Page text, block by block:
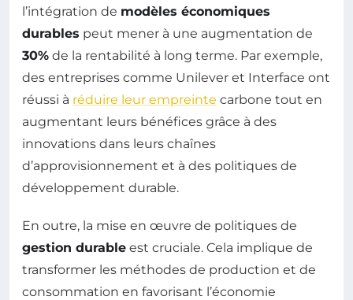
l’intégration de modèles économiques
durables peut mener à une augmentation de
30% de la rentabilité à long terme. Par exemple,
des entreprises comme Unilever et Interface ont
réussi à réduire leur empreinte carbone tout en
augmentant leurs bénéfices grâce à des
innovations dans leurs chaînes
d’approvisionnement et à des politiques de
développement durable.
En outre, la mise en œuvre de politiques de
gestion durable est cruciale. Cela implique de
transformer les méthodes de production et de
consommation en favorisant l’économie